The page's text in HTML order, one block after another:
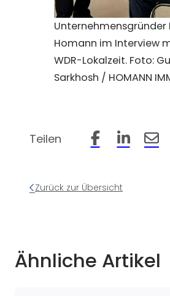
Unternehmensgründer
Homann im Interview
WDR-Lokalzeit. Foto:
Sarkhosh / HOMANN
Teilen Beitrag auf
Beitrag
Zurück zur Übersicht
Ähnliche Artikel